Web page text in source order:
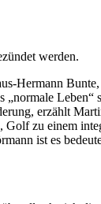
werden.
Hermann
erzählt
zu einem
ist es